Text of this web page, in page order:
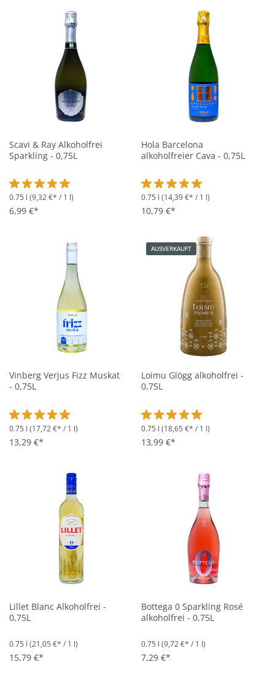
Scavi & Ray Alkoholfrei
Sparkling - 0,75L
Durchschnittliche Bewertung von 5 von 5 Sternen
0.75 l (9,32 €* / 1 l)
6,99 €*
Hola Barcelona
alkoholfreier Cava - 0,75L
Durchschnittliche Bewertung
0.75 l (14,39 €* / 1 l)
10,79 €*
Vinberg Verjus Fizz Muskat
- 0,75L
Durchschnittliche Bewertung von 5 von 5 Sternen
0.75 l (17,72 €* / 1 l)
13,29 €*
AUSVERKAUFT
Loimu Glögg alkoholfrei -
0,75L
Durchschnittliche Bewertung
0.75 l (18,65 €* / 1 l)
13,99 €*
Lillet Blanc Alkoholfrei -
0,75L
0.75 l (21,05 €* / 1 l)
15,79 €*
Bottega 0 Sparkling Rosé
alkoholfrei - 0,75L
0.75 l (9,72 €* / 1 l)
7,29 €*